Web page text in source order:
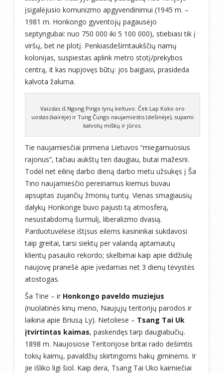
įsigalėjusio komunizmo apgyvendinimui (1945 m. –
1981 m. Honkongo gyventojų pagausėjo
septyngubai: nuo 750 000 iki 5 100 000), stiebiasi tik į
viršų, bet ne plotį. Penkiasdešimtaukščių namų
kolonijas, suspiestas aplink metro stotį/prekybos
centrą, it kas nupjovęs būtų: jos baigiasi, prasideda
kalvota žaluma.
Vaizdas iš Ngong Pingo lynų keltuvo. Ček Lap Koko oro
uostas (kairėje) ir Tung Čungo naujamiestis (dešinėje), supami
kalvotų miškų ir jūros.
Tie naujamiesčiai primena Lietuvos “miegamuosius
rajonus”, tačiau aukštų ten daugiau, butai mažesni.
Todėl net eilinę darbo dieną darbo metu užsukęs į Ša
Tino naujamiesčio pereinamus kiemus buvau
apsuptas zujančių žmonių tuntų. Vienas smagiausių
dalykų Honkonge buvo pajusti tą atmosferą,
nesustabdomą šurmulį, liberalizmo dvasią.
Parduotuvėlėse ištįsus eilėms kasininkai sukdavosi
taip greitai, tarsi siektų per valandą aptarnautų
klientų pasaulio rekordo; skelbimai kaip apie didžiulę
naujovę pranešė apie įvedamas net 3 dienų tėvystės
atostogas.
Ša Tine – ir Honkongo paveldo muziejus
(nuolatinės kinų meno, Naujųjų teritorijų parodos ir
laikina apie Briusą Ly). Netoliese – Tsang Tai Uk
įtvirtintas kaimas, paskendęs tarp daugiabučių.
1898 m. Naujosiose Teritorijose britai rado dešimtis
tokių kaimų, pavaldžių skirtingoms hakų giminėms. Ir
jie išliko ligi šiol. Kaip dera, Tsang Tai Uko kaimiečiai